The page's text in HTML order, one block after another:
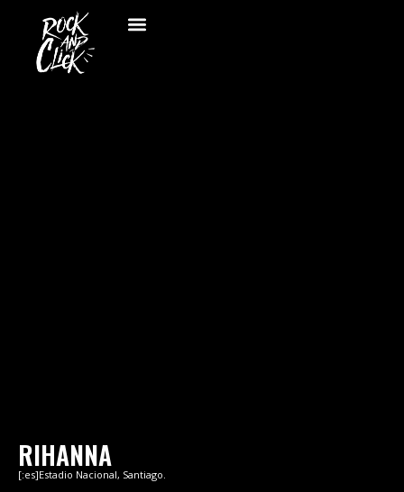
RIHANNA
[:es]Estadio Nacional, Santiago.